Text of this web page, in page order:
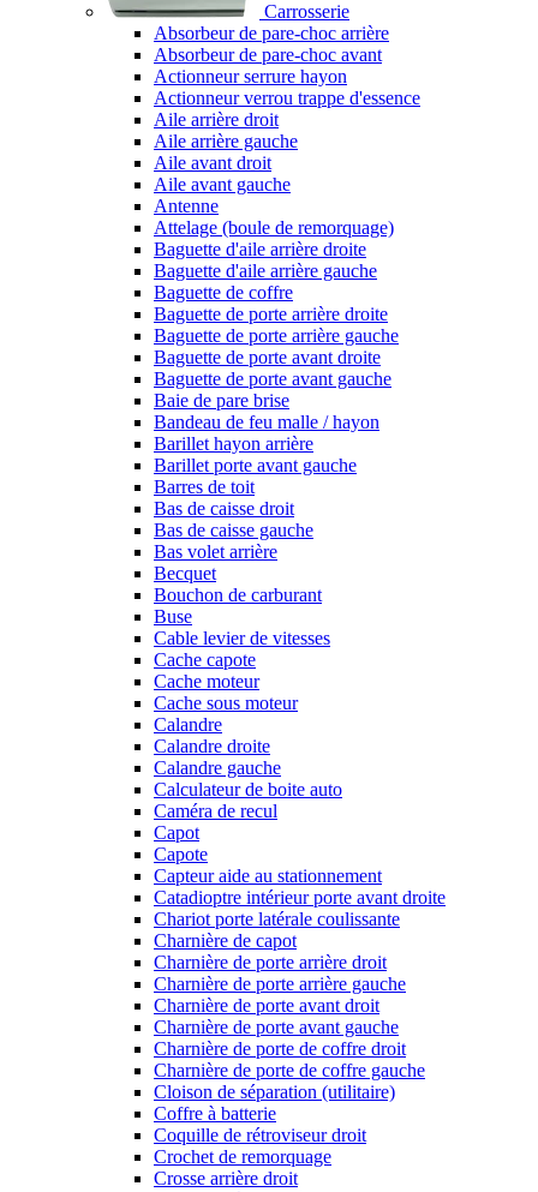
Carrosserie
Absorbeur de pare-choc arrière
Absorbeur de pare-choc avant
Actionneur serrure hayon
Actionneur verrou trappe d'essence
Aile arrière droit
Aile arrière gauche
Aile avant droit
Aile avant gauche
Antenne
Attelage (boule de remorquage)
Baguette d'aile arrière droite
Baguette d'aile arrière gauche
Baguette de coffre
Baguette de porte arrière droite
Baguette de porte arrière gauche
Baguette de porte avant droite
Baguette de porte avant gauche
Baie de pare brise
Bandeau de feu malle / hayon
Barillet hayon arrière
Barillet porte avant gauche
Barres de toit
Bas de caisse droit
Bas de caisse gauche
Bas volet arrière
Becquet
Bouchon de carburant
Buse
Cable levier de vitesses
Cache capote
Cache moteur
Cache sous moteur
Calandre
Calandre droite
Calandre gauche
Calculateur de boite auto
Caméra de recul
Capot
Capote
Capteur aide au stationnement
Catadioptre intérieur porte avant droite
Chariot porte latérale coulissante
Charnière de capot
Charnière de porte arrière droit
Charnière de porte arrière gauche
Charnière de porte avant droit
Charnière de porte avant gauche
Charnière de porte de coffre droit
Charnière de porte de coffre gauche
Cloison de séparation (utilitaire)
Coffre à batterie
Coquille de rétroviseur droit
Crochet de remorquage
Crosse arrière droit